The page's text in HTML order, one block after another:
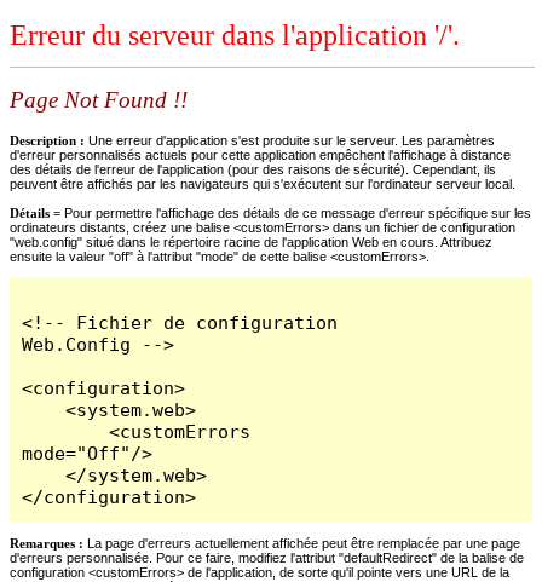
Erreur du serveur dans l'application '/'.
Page Not Found !!
Description : Une erreur d'application s'est produite sur le serveur. Les paramètres
d'erreur personnalisés actuels pour cette application empêchent l'affichage à distance
des détails de l'erreur de l'application (pour des raisons de sécurité). Cependant, ils
peuvent être affichés par les navigateurs qui s'exécutent sur l'ordinateur serveur local.
Détails = Pour permettre l'affichage des détails de ce message d'erreur spécifique sur les
ordinateurs distants, créez une balise <customErrors> dans un fichier de configuration
"web.config" situé dans le répertoire racine de l'application Web en cours. Attribuez
ensuite la valeur "off" à l'attribut "mode" de cette balise <customErrors>.
<!-- Fichier de configuration
Web.Config -->
<configuration>
    <system.web>
        <customErrors
mode="Off"/>
    </system.web>
</configuration>
Remarques : La page d'erreurs actuellement affichée peut être remplacée par une page
d'erreurs personnalisée. Pour ce faire, modifiez l'attribut "defaultRedirect" de la balise de
configuration <customErrors> de l'application, de sorte qu'il pointe vers une URL de la